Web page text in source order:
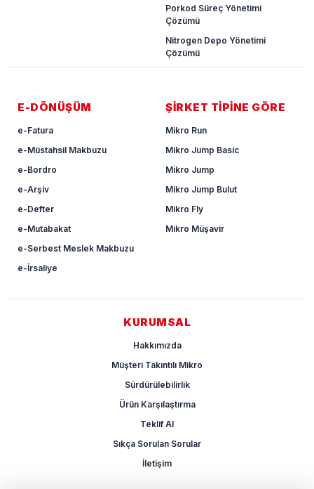
Porkod Süreç Yönetimi
Çözümü
Nitrogen Depo Yönetimi
Çözümü
E-DÖNÜŞÜM
e-Fatura
e-Müstahsil Makbuzu
e-Bordro
e-Arşiv
e-Defter
e-Mutabakat
e-Serbest Meslek Makbuzu
e-İrsaliye
ŞİRKET TİPİNE GÖRE
Mikro Run
Mikro Jump Basic
Mikro Jump
Mikro Jump Bulut
Mikro Fly
Mikro Müşavir
KURUMSAL
Hakkımızda
Müşteri Takıntılı Mikro
Sürdürülebilirlik
Ürün Karşılaştırma
Teklif Al
Sıkça Sorulan Sorular
İletişim